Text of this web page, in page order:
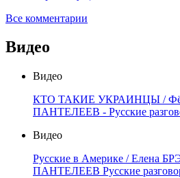
Все комментарии
Видео
Видео
КТО ТАКИЕ УКРАИНЦЫ /
ПАНТЕЛЕЕВ - Русские
Видео
Русские в Америке / Елена
ПАНТЕЛЕЕВ Русские